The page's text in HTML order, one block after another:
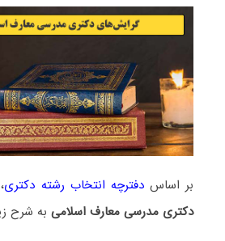
بر اساسدفترچه انتخاب رشته دکتری
دکتری ﻣﺪرسی ﻣﻌﺎرف اﺳﻼمی به شرح